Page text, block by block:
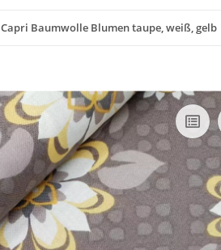
Capri Baumwolle Blumen taupe, weiß, gelb